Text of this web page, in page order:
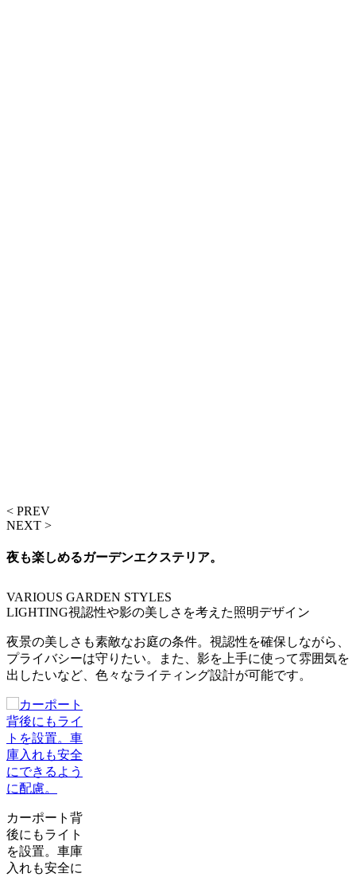
< PREV
NEXT >
夜も楽しめるガーデンエクステリア。
VARIOUS GARDEN STYLES
LIGHTING視認性や影の美しさを考えた照明デザイン
夜景の美しさも素敵なお庭の条件。視認性を確保しながら、
プライバシーは守りたい。また、影を上手に使って雰囲気を
出したいなど、色々なライティング設計が可能です。
カーポート背
後にもライト
を設置。車庫
入れも安全に